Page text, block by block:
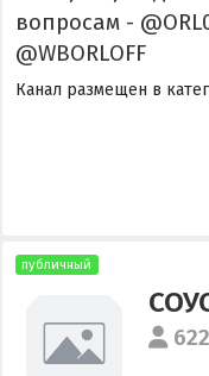
вопросам -
@WBORLOFF
Канал размещен в
публичный